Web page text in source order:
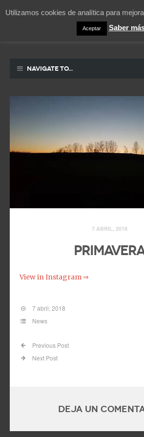
La vida contada en un
Navigate to...
7 ABRIL, 2018
View in Instagram ⇒
7 abril, 2018
News
Previous Post
Next Post
Deja un
Utilizamos cookies de analítica para
Aceptar Saber